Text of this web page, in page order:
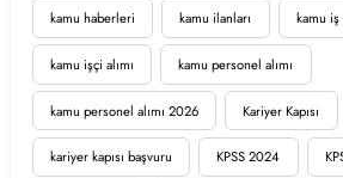
kamu haberleri kamu ilanları kamu iş
kamu işçi alımı kamu personel alımı
kamu personel alımı 2026 Kariyer Kapısı
kariyer kapısı başvuru KPSS 2024